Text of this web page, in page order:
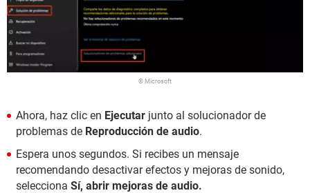
© Microsoft
Ahora, haz clic en Ejecutar junto al solucionador de
problemas de Reproducción de audio.
Espera unos segundos. Si recibes un mensaje
recomendando desactivar efectos y mejoras de sonido,
selecciona Sí, abrir mejoras de audio.